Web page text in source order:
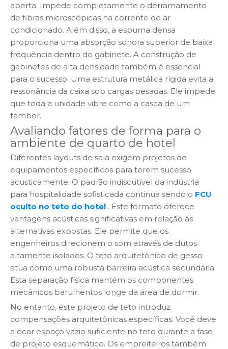
aberta. Impede completamente o derramamento
de fibras microscópicas na corrente de ar
condicionado. Além disso, a espuma densa
proporciona uma absorção sonora superior de baixa
frequência dentro do gabinete. A construção de
gabinetes de alta densidade também é essencial
para o sucesso. Uma estrutura metálica rígida evita a
ressonância da caixa sob cargas pesadas. Ele impede
que toda a unidade vibre como a casca de um
tambor.
Avaliando fatores de forma para o
ambiente de quarto de hotel
Diferentes layouts de sala exigem projetos de
equipamentos específicos para terem sucesso
acusticamente. O padrão indiscutível da indústria
para hospitalidade sofisticada continua sendo o FCU
oculto no teto do hotel . Este formato oferece
vantagens acústicas significativas em relação às
alternativas expostas. Ele permite que os
engenheiros direcionem o som através de dutos
altamente isolados. O teto arquitetônico de gesso
atua como uma robusta barreira acústica secundária.
Esta separação física mantém os componentes
mecânicos barulhentos longe da área de dormir.
No entanto, este projeto de teto introduz
compensações arquitetônicas específicas. Você deve
alocar espaço vazio suficiente no teto durante a fase
de projeto esquemático. Os empreiteiros também